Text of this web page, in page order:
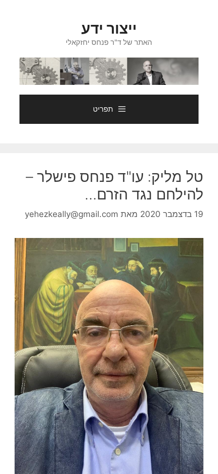
ייצור ידע
האתר של ד"ר פנחס יחזקאלי
תפריט
טל מליק: עו"ד פנחס פישלר –
להילחם נגד הזרם…
19 בדצמבר 2020 מאת yehezkeally@gmail.com